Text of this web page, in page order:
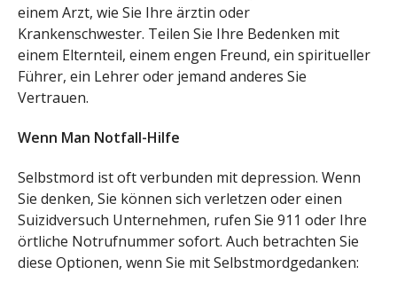
einem Arzt, wie Sie Ihre ärztin oder
Krankenschwester. Teilen Sie Ihre Bedenken mit
einem Elternteil, einem engen Freund, ein spiritueller
Führer, ein Lehrer oder jemand anderes Sie
Vertrauen.
Wenn Man Notfall-Hilfe
Selbstmord ist oft verbunden mit depression. Wenn
Sie denken, Sie können sich verletzen oder einen
Suizidversuch Unternehmen, rufen Sie 911 oder Ihre
örtliche Notrufnummer sofort. Auch betrachten Sie
diese Optionen, wenn Sie mit Selbstmordgedanken: